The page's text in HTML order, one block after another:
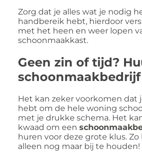
Zorg dat je alles wat je nodig
handbereik hebt, hierdoor
met het heen en weer lopen
schoonmaakkast.
Geen zin of tijd?
Het kan zeker voorkomen dat
hebt om de hele woning
met je drukke schema. Het
kwaad om een
huren voor deze grote klus.
alleen nog maar bij te houden!